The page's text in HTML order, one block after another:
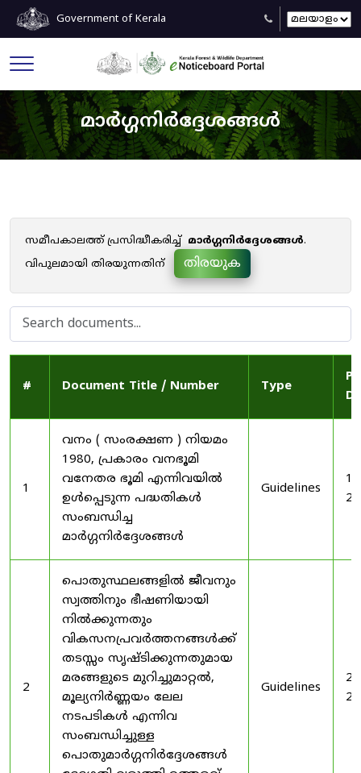
Government of Kerala
മാർഗ്ഗനിർദ്ദേശങ്ങൾ
സമീപകാലത്ത് പ്രസിദ്ധീകരിച്ച് മാർഗ്ഗനിർദ്ദേശങ്ങൾ.
വിപുലമായി തിരയുന്നതിന്
തിരയുക
# Document Title / Number Type
1
വനം ( സംരക്ഷണ ) നിയമം
1980, പ്രകാരം വനഭൂമി
വനേതര ഭൂമി എന്നിവയിൽ
ഉൾപ്പെടുന്ന പദ്ധതികൾ
സംബന്ധിച്ച
മാർഗ്ഗനിർദ്ദേശങ്ങൾ
Guidelines
2
പൊതുസ്ഥലങ്ങളിൽ ജീവനും
സ്വത്തിനും ഭീഷണിയായി
നിൽക്കുന്നതും
വികസനപ്രവർത്തനങ്ങൾക്ക്
തടസ്സം സൃഷ്ടിക്കുന്നതുമായ
മരങ്ങളുടെ മുറിച്ചുമാറ്റൽ,
മൂല്യനിർണ്ണയം ലേല
നടപടികൾ എന്നിവ
സംബന്ധിച്ചുള്ള
പൊതുമാർഗ്ഗനിർദ്ദേശങ്ങൾ
Guidelines